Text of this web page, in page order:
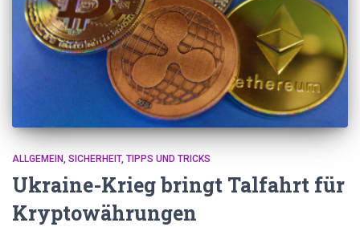
ALLGEMEIN SICHERHEIT TIPPS UND TRICKS
Ukraine-Krieg bringt Talfahrt für
Kryptowährungen